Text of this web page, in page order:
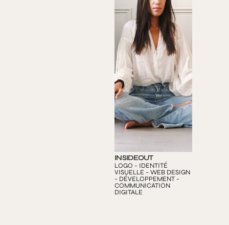
INSIDEOUT
LOGO - IDENTITÉ
VISUELLE - WEB DESIGN
- DÉVELOPPEMENT -
COMMUNICATION
DIGITALE